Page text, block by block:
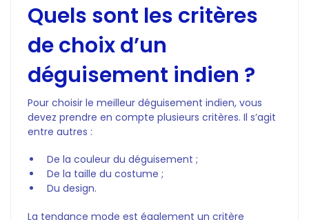
Quels sont les critères
de choix d’un
déguisement indien ?
Pour choisir le meilleur déguisement indien, vous
devez prendre en compte plusieurs critères. Il s’agit
entre autres :
De la couleur du déguisement ;
De la taille du costume ;
Du design.
La tendance mode est également un critère